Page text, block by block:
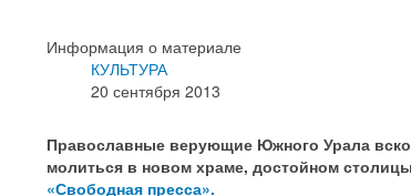
Информация о материале
КУЛЬТУРА
20 сентября 2013
Православные верующие Южного Урала
молиться в новом храме, достойном
«Свободная пресса».